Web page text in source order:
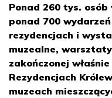
Ponad 260 tys. osób
ponad 700
rezydencjach i
muzealne,
zakończonej
Rezydencjach
muzeach